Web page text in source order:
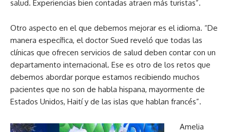
salud. Experiencias bien contadas atraen más turistas”.
Otro aspecto en el que debemos mejorar es el idioma. “De
manera específica, el doctor Sued reveló que todas las
clínicas que ofrecen servicios de salud deben contar con un
departamento internacional. Ese es otro de los retos que
debemos abordar porque estamos recibiendo muchos
pacientes que no son de habla hispana, mayormente de
Estados Unidos, Haití y de las islas que hablan francés”.
Amelia